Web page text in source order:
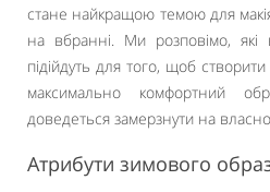
стане найкращою темою для
на вбранні. Ми розповімо, які
підійдуть для того, щоб
максимально комфортний
доведеться замерзнути на
Атрибути зимового